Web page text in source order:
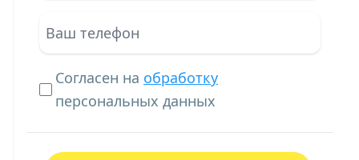
Согласен на обработку
персональных данных